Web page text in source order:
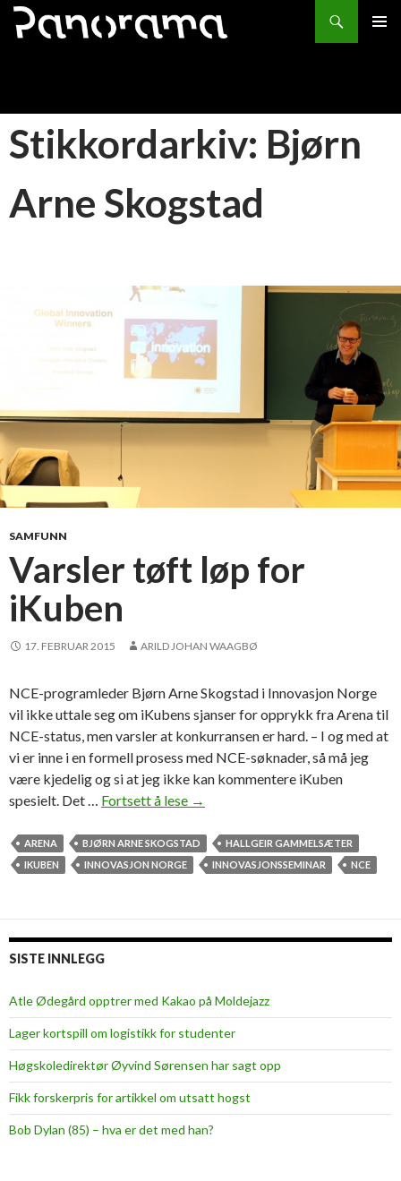
Søk
HOPP
Stikkordarkiv: Bjørn
Arne Skogstad
SAMFUNN
Varsler tøft løp for
iKuben
17. FEBRUAR 2015 ARILD JOHAN WAAGBØ
NCE-programleder Bjørn Arne Skogstad i Innovasjon Norge
vil ikke uttale seg om iKubens sjanser for opprykk fra Arena til
NCE-status, men varsler at konkurransen er hard. – I og med at
vi er inne i en formell prosess med NCE-søknader, så må jeg
være kjedelig og si at jeg ikke kan kommentere iKuben
spesielt. Det … Fortsett å lese V
r
t
l
p
f
→
ARENA BJØRN ARNE SKOGSTAD
HALLGEIR GAMMELSÆTER
IKUBEN
INNOVASJON NORGE INNOVASJONSSEMINAR NCE
SISTE INNLEGG
Atle Ødegård opptrer med Kakao på Moldejazz
Lager kortspill om logistikk for studenter
Høgskoledirektør Øyvind Sørensen har sagt opp
Fikk forskerpris for artikkel om utsatt hogst
Bob Dylan (85) – hva er det med han?